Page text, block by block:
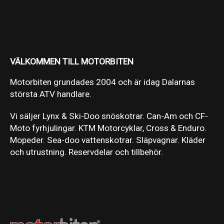
VÄLKOMMEN TILL MOTORBITEN
Motorbiten grundades 2004 och är idag Dalarnas
största ATV handlare.
Vi säljer Lynx & Ski-Doo snöskotrar. Can-Am och CF-
Moto fyrhjulingar. KTM Motorcyklar, Cross & Enduro.
Mopeder. Sea-doo vattenskotrar. Släpvagnar. Kläder
och utrustning. Reservdelar och tillbehör.